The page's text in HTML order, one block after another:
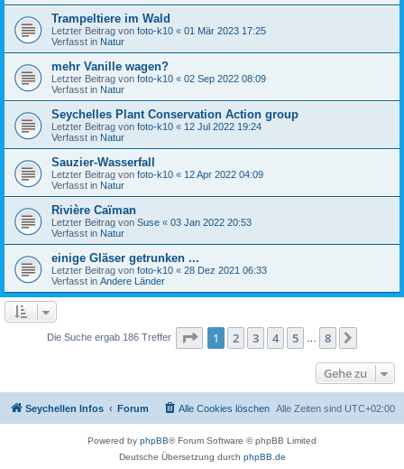
Trampeltiere im Wald
Letzter Beitrag von foto-k10 « 01 Mär 2023 17:25
Verfasst in Natur
mehr Vanille wagen?
Letzter Beitrag von foto-k10 « 02 Sep 2022 08:09
Verfasst in Natur
Seychelles Plant Conservation Action group
Letzter Beitrag von foto-k10 « 12 Jul 2022 19:24
Verfasst in Natur
Sauzier-Wasserfall
Letzter Beitrag von foto-k10 « 12 Apr 2022 04:09
Verfasst in Natur
Rivière Caïman
Letzter Beitrag von Suse « 03 Jan 2022 20:53
Verfasst in Natur
einige Gläser getrunken ...
Letzter Beitrag von foto-k10 « 28 Dez 2021 06:33
Verfasst in Andere Länder
Die Suche ergab 186 Treffer Seite 1von
1 2 3 4 5 8
Gehe zu
Seychellen Infos Forum Alle Zeiten sind UTC+02:00
Alle Cookies löschen
Powered by phpBB® Forum Software © phpBB Limited
Deutsche Übersetzung durch phpBB.de